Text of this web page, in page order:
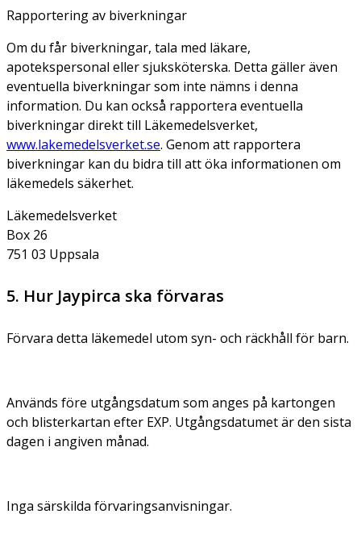
Rapportering av biverkningar
Om du får biverkningar, tala med läkare,
apotekspersonal eller sjuksköterska. Detta gäller även
eventuella biverkningar som inte nämns i denna
information. Du kan också rapportera eventuella
biverkningar direkt till Läkemedelsverket,
www.lakemedelsverket.se. Genom att rapportera
biverkningar kan du bidra till att öka informationen om
läkemedels säkerhet.
Läkemedelsverket
Box 26
751 03 Uppsala
5. Hur Jaypirca ska förvaras
Förvara detta läkemedel utom syn- och räckhåll för barn.
Används före utgångsdatum som anges på kartongen
och blisterkartan efter EXP. Utgångsdatumet är den sista
dagen i angiven månad.
Inga särskilda förvaringsanvisningar.